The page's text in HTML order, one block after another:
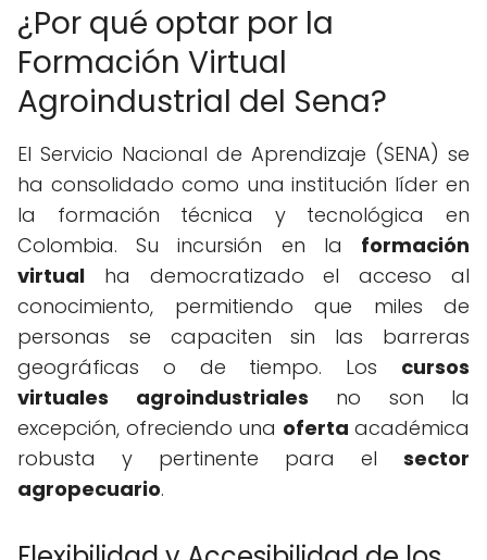
¿Por qué optar por la
Formación Virtual
Agroindustrial del Sena?
El Servicio Nacional de Aprendizaje (SENA) se
ha consolidado como una institución líder en
la formación técnica y tecnológica en
Colombia. Su incursión en la formación
virtual ha democratizado el acceso al
conocimiento, permitiendo que miles de
personas se capaciten sin las barreras
geográficas o de tiempo. Los cursos
virtuales agroindustriales no son la
excepción, ofreciendo una oferta académica
robusta y pertinente para el sector
agropecuario.